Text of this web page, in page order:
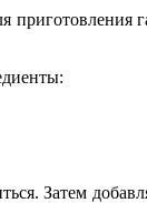
Затем